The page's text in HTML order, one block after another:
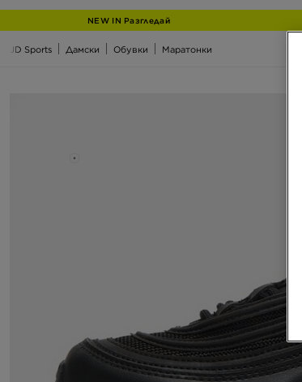
JD
NEW IN Разгледай
JD Sports Дамски Обувки Маратонки